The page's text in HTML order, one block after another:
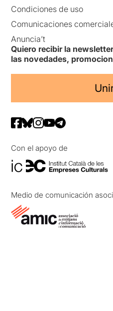
Condiciones de uso
Comunicaciones
Anuncia’t
Quiero recibir la
las novedades,
Con el apoyo de
Medio de comunicación